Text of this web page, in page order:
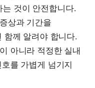
는 것이 안전합니다.
상과 기간을
함께 알려야 합니다.
아니라 적정한 실내
를 가볍게 넘기지